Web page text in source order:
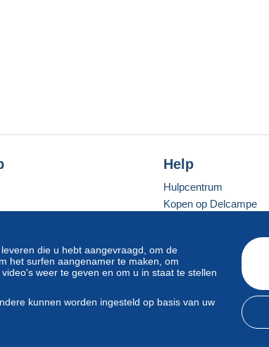
die u hebt aangevraagd, om de
het surfen aangenamer te maken, om
weer te geven en om u in staat te stellen
kunnen worden ingesteld op basis van uw
Help
Hulpcentrum
Kopen op Delcampe
Een beveiligde website